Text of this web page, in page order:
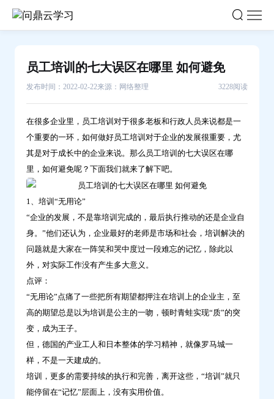
员工培训的七大误区在哪里 如何避免
发布时间：2022-02-22来源：网络整理 3228阅读
在很多企业里，员工培训对于很多老板和行政人员来说都是一
个重要的一环，如何做好员工培训对于企业的发展很重要，尤
其是对于成长中的企业来说。那么员工培训的七大误区在哪
里，如何避免呢？下面我们就来了解下吧。
1、培训“无用论”
“企业的发展，不是靠培训完成的，最后执行推动的还是企业自
身。”他们还认为，企业最好的老师是市场和社会，培训解决的
问题就是大家在一阵笑和哭中度过一段难忘的记忆，除此以
外，对实际工作没有产生多大意义。
点评：
“无用论”点痛了一些把所有期望都押注在培训上的企业主，至
高的期望总是以为培训是公主的一吻，顿时青蛙实现“质”的突
变，成为王子。
但，德国的产业工人和日本整体的学习精神，就像罗马城一
样，不是一天建成的。
培训，更多的需要持续的执行和完善，离开这些，“培训”就只
能停留在“记忆”层面上，没有实用价值。